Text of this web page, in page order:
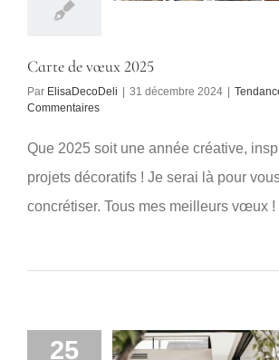
Carte de vœux 2025
Par ElisaDecoDeli 31 décembre 2024
Commentaires
Que 2025 soit une année créative,
projets décoratifs ! Je serai là pour
concrétiser. Tous mes meilleurs vœux !
25